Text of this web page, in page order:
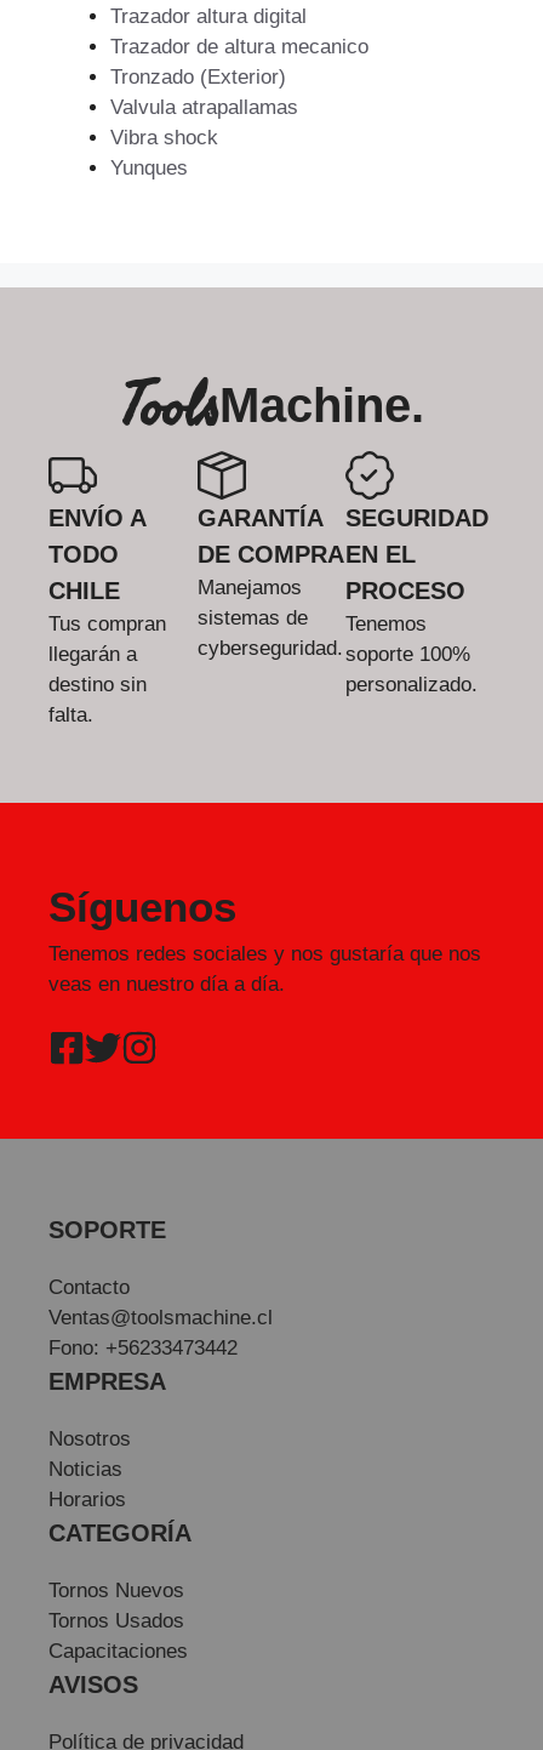
Trazador altura digital
Trazador de altura mecanico
Tronzado (Exterior)
Valvula atrapallamas
Vibra shock
Yunques
ToolsMachine.
ENVÍO A
TODO
CHILE
Tus compran
llegarán a
destino sin
falta.
GARANTÍA
DE COMPRA
Manejamos
sistemas de
cyberseguridad.
SEGURIDAD
EN EL
PROCESO
Tenemos
soporte 100%
personalizado.
Síguenos
Tenemos redes sociales y nos gustaría que nos
veas en nuestro día a día.
SOPORTE
Contacto
Ventas@toolsmachine.cl
Fono: +56233473442
EMPRESA
Nosotros
Noticias
Horarios
CATEGORÍA
Tornos Nuevos
Tornos Usados
Capacitaciones
AVISOS
Política de privacidad